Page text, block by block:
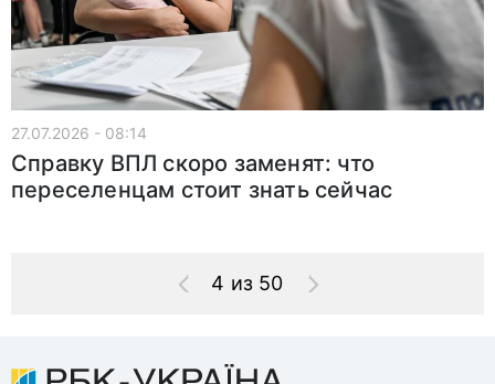
27.07.2026 - 08:14
Справку ВПЛ скоро заменят: что
переселенцам стоит знать сейчас
4 из 50